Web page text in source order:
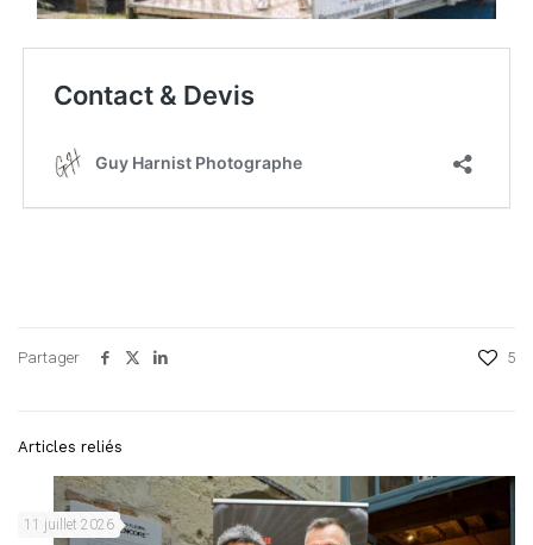
Partager 5
Articles reliés
11 juillet 2026